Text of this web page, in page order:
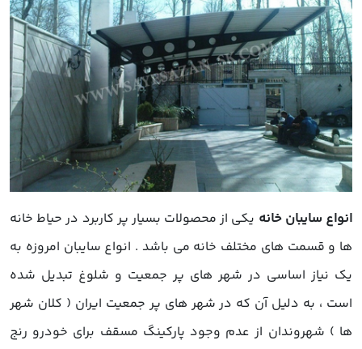
انواع سایبان خانه یکی از محصولات بسیار پر کاربرد در حیاط خانه
ها و قسمت های مختلف خانه می باشد . انواع سایبان امروزه به
یک نیاز اساسی در شهر های پر جمعیت و شلوغ تبدیل شده
است ، به دلیل آن که در شهر های پر جمعیت ایران ( کلان شهر
ها ) شهروندان از عدم وجود پارکینگ مسقف برای خودرو رنج